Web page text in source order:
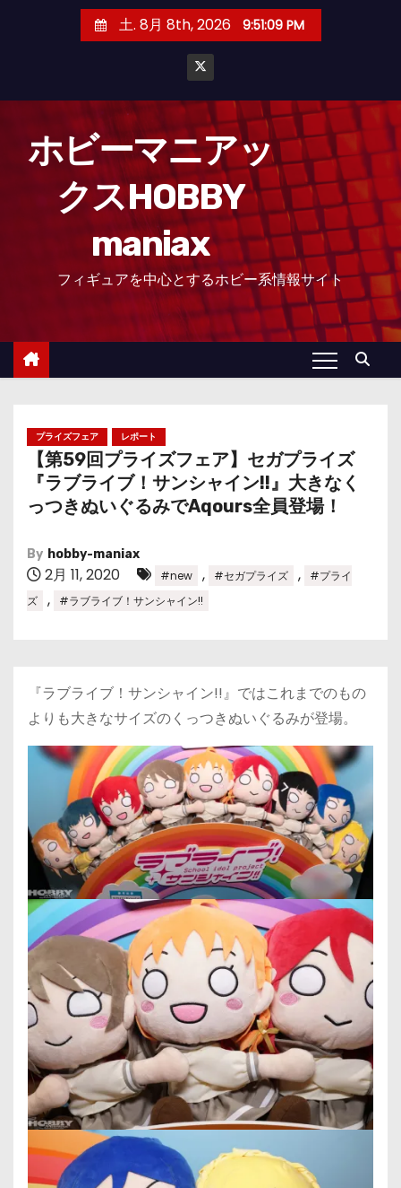
土. 8月 8th, 2026 9:51:10 PM
ホビーマニアッ
クスHOBBY
maniax
フィギュアを中心とするホビー系情報サイト
プライズフェア レポート
【第59回プライズフェア】セガプライズ
『ラブライブ！サンシャイン!!』大きなく
っつきぬいぐるみでAqours全員登場！
By hobby-maniax
2月 11, 2020 #new , #セガプライズ ,
#プライ
ズ
, #ラブライブ！サンシャイン!!
『ラブライブ！サンシャイン!!』ではこれまでのもの
よりも大きなサイズのくっつきぬいぐるみが登場。